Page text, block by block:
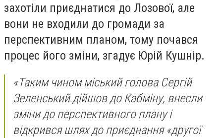
захотіли приєднатися до Лозової, але
вони не входили до громади за
перспективним планом, тому почався
процес його зміни, згадує Юрій Кушнір.
«Таким чином міський голова Сергій
Зеленський дійшов до Кабміну, внесли
зміни до перспективного плану і
відкрився шлях до приєднання «другої